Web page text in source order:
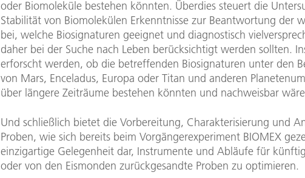
oder Biomoleküle bestehen könnten. Überdies steuert die
Stabilität von Biomolekülen Erkenntnisse zur Beantwortung der
bei, welche Biosignaturen geeignet und diagnostisch
daher bei der Suche nach Leben berücksichtigt werden sollten.
erforscht werden, ob die betreffenden Biosignaturen unter den
von Mars, Enceladus, Europa oder Titan und anderen
über längere Zeiträume bestehen könnten und nachweisbar
Und schließlich bietet die Vorbereitung, Charakterisierung und
Proben, wie sich bereits beim Vorgängerexperiment BIOMEX
einzigartige Gelegenheit dar, Instrumente und Abläufe für
oder von den Eismonden zurückgesandte Proben zu optimieren.